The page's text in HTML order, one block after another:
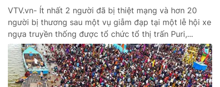
VTV.vn- Ít nhất 2 người đã bị thiệt mạng và hơn 20
người bị thương sau một vụ giẫm đạp tại một lễ hội xe
ngựa truyền thống được tổ chức tổ thị trấn Puri,...